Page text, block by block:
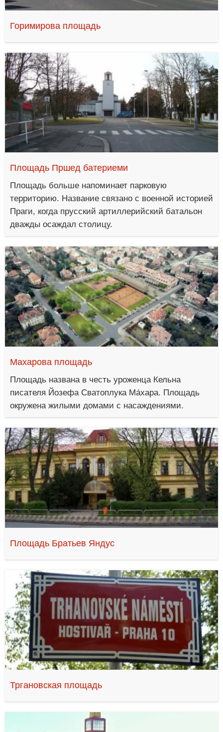
Горимирова площадь
Площадь Пршед батериеми
Площадь больше напоминает парковую
территорию. Название связано с военной историей
Праги, когда прусский артиллерийский батальон
дважды осаждал столицу.
Махарова площадь
Площадь названа в честь уроженца Кельна
писателя Йозефа Сватоплука Ма́хара. Площадь
окружена жилыми домами с насаждениями.
Площадь Братьев Яндус
Тргановская площадь